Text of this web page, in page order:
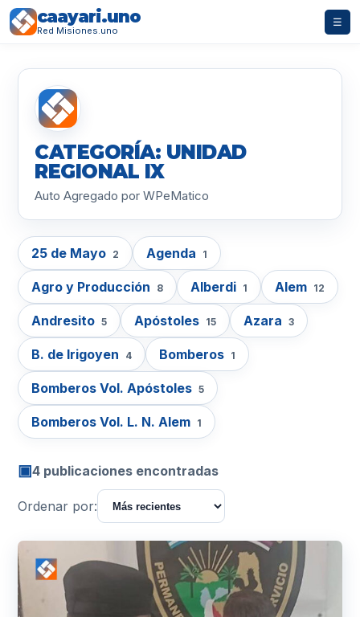
caayari.uno
Red Misiones.uno
☰
CATEGORÍA: UNIDAD
REGIONAL IX
Auto Agregado por WPeMatico
25 de Mayo 2 Agenda 1
Agro y Producción 8 Alberdi 1 Alem 12
Andresito 5 Apóstoles 15 Azara 3
B. de Irigoyen 4 Bomberos 1
Bomberos Vol. Apóstoles 5
Bomberos Vol. L. N. Alem 1
▣4 publicaciones encontradas
Ordenar por: